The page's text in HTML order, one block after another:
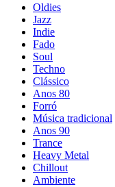
Oldies
Jazz
Indie
Fado
Soul
Techno
Clássico
Anos 80
Forró
Música tradicional
Anos 90
Trance
Heavy Metal
Chillout
Ambiente